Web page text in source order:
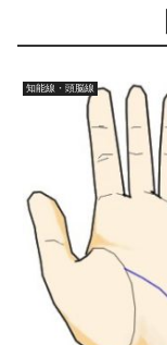
知能線・頭脳線